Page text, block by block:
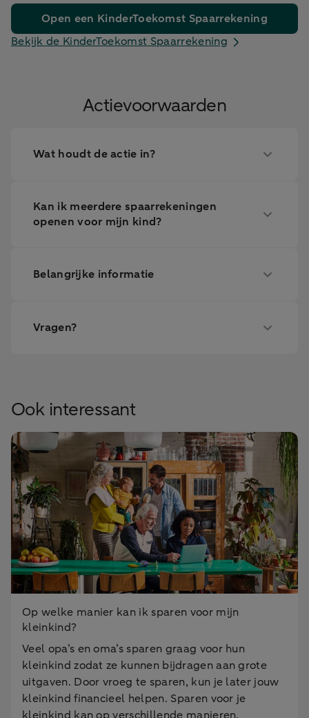
Open een KinderToekomst Spaarrekening
Bekijk de KinderToekomst Spaarrekening
Actievoorwaarden
Wat houdt de actie in?
Kan ik meerdere spaarrekeningen
openen voor mijn kind?
Belangrijke informatie
Vragen?
Ook interessant
Op welke manier kan ik sparen voor mijn
kleinkind?
Veel opa’s en oma’s sparen graag voor hun
kleinkind zodat ze kunnen bijdragen aan grote
uitgaven. Door vroeg te sparen, kun je later jouw
kleinkind financieel helpen. Sparen voor je